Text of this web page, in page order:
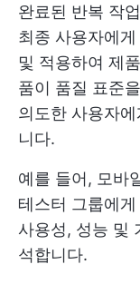
완료된 반복 작
최종 사용자에
및 적용하여 제
품이 품질 표준
의도한 사용자
니다.
예를 들어, 모바
테스터 그룹에
사용성, 성능 및
석합니다.